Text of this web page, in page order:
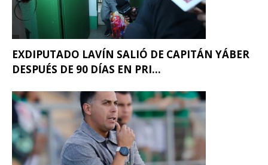
EXDIPUTADO LAVÍN SALIÓ DE CAPITÁN YÁBER
DESPUÉS DE 90 DÍAS EN PRI...